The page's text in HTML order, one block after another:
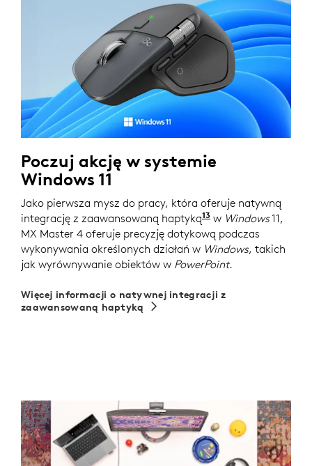
Poczuj akcję w systemie
Windows 11
Jako pierwsza mysz do pracy, która oferuje natywną
integrację z zaawansowaną haptyką13 Istniejący
w Windows11,
MX Master 4 oferuje precyzję dotykową podczas
wykonywania określonych działań w Windows, takich
jak wyrównywanie obiektów w PowerPoint.
Więcej informacji o natywnej integracji z
zaawansowaną haptyką